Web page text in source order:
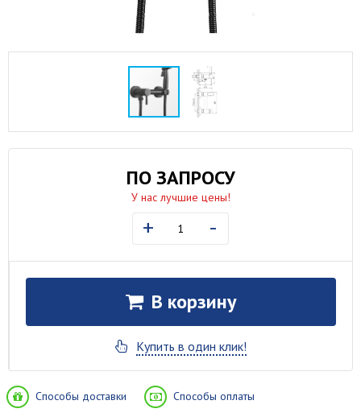
ПО ЗАПРОСУ
У нас лучшие цены!
+ -
В корзину
Купить в один клик!
Способы доставки Способы оплаты